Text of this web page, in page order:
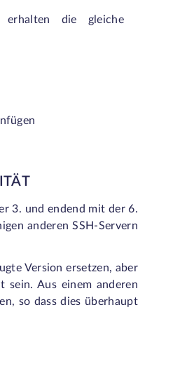
die gleiche
3. und endend mit der 6.
anderen SSH-Servern
Version ersetzen, aber
sein. Aus einem anderen
so dass dies überhaupt